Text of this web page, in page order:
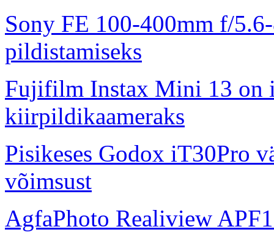
Sony FE 100-400mm f/
pildistamiseks
Fujifilm Instax Mini 13 on
kiirpildikaameraks
Pisikeses Godox iT30Pro
võimsust
AgfaPhoto Realiview